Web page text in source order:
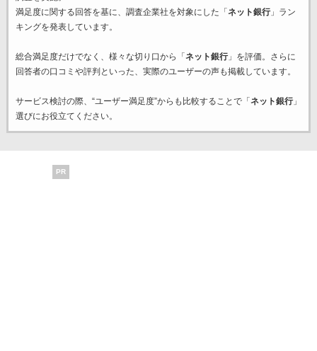
満足度に関する回答を基に、調査企業社を対象にした「 ネット銀行」ラン
キングを発表しています。
総合満足度だけでなく、様々な切り口から「 ネット銀行」を評価。さらに
回答者の口コミや評判といった、実際のユーザーの声も掲載しています。
サービス検討の際、“ユーザー満足度”からも比較することで「 ネット銀行」
選びにお役立てください。
PR